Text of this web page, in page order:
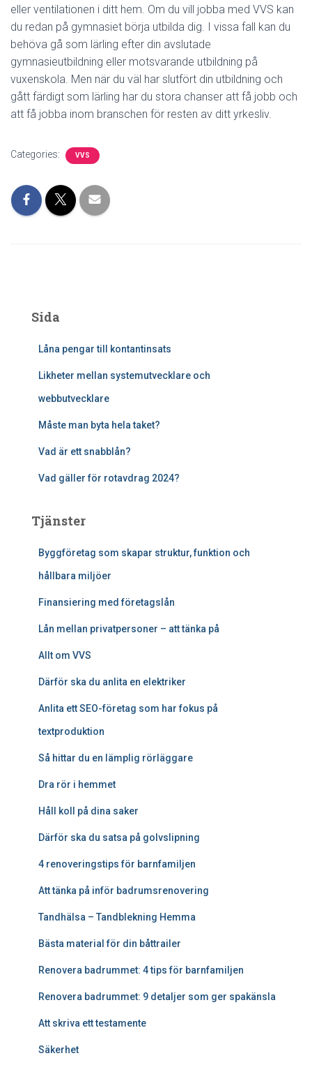
eller ventilationen i ditt hem. Om du vill jobba med VVS kan
du redan på gymnasiet börja utbilda dig. I vissa fall kan du
behöva gå som lärling efter din avslutade
gymnasieutbildning eller motsvarande utbildning på
vuxenskola. Men när du väl har slutfört din utbildning och
gått färdigt som lärling har du stora chanser att få jobb och
att få jobba inom branschen för resten av ditt yrkesliv.
Categories: VVS
Sida
Låna pengar till kontantinsats
Likheter mellan systemutvecklare och
webbutvecklare
Måste man byta hela taket?
Vad är ett snabblån?
Vad gäller för rotavdrag 2024?
Tjänster
Byggföretag som skapar struktur, funktion och
hållbara miljöer
Finansiering med företagslån
Lån mellan privatpersoner – att tänka på
Allt om VVS
Därför ska du anlita en elektriker
Anlita ett SEO-företag som har fokus på
textproduktion
Så hittar du en lämplig rörläggare
Dra rör i hemmet
Håll koll på dina saker
Därför ska du satsa på golvslipning
4 renoveringstips för barnfamiljen
Att tänka på inför badrumsrenovering
Tandhälsa – Tandblekning Hemma
Bästa material för din båttrailer
Renovera badrummet: 4 tips för barnfamiljen
Renovera badrummet: 9 detaljer som ger spakänsla
Att skriva ett testamente
Säkerhet